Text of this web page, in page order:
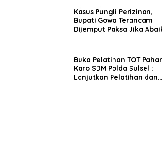
Kasus Pungli Perizinan,
Bupati Gowa Terancam
Dijemput Paksa Jika
Buka Pelatihan TOT
Karo SDM Polda Sulsel :
Lanjutkan Pelatihan dan